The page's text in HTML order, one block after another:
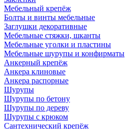
Мебельный крепёж
Болты и винты мебельные
Заглушки декоративные
Мебельные стяжки, шканты
Мебельные уголки и пластины
Мебельные шурупы и конфирматы
Анкерный крепёж
Анкера клиновые
Анкера распорные
Шурупы
Шурупы по бетону
Шурупы по дереву
Шурупы с крюком
Сантехнический крепёж